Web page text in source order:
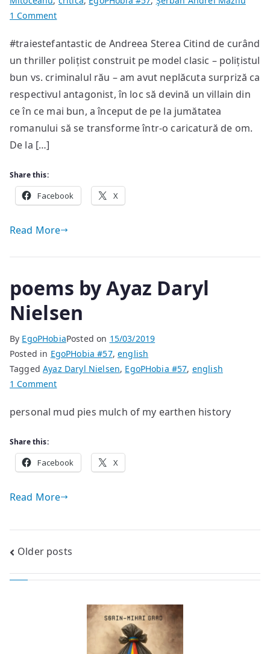
1 Commenton
villains
numai
de
bine:
monștri,
anti-
#traiestefantastic de Andreea Sterea Citind de curând
un thriller polițist construit pe model clasic – polițistul
bun vs. criminalul rău – am avut neplăcuta surpriză ca
respectivul antagonist, în loc să devină un villain din
ce în ce mai bun, a început de pe la jumătatea
romanului să se transforme într-o caricatură de om.
De la […]
Share this:
Facebook X
Read More
poems by Ayaz Daryl
Nielsen
By EgoPHobiaPosted on 15/03/2019
Posted in EgoPHobia #57,english
TaggedAyaz Daryl Nielsen, EgoPHobia #57, english
1 Commenton
by
Nielsen
personal mud pies mulch of my earthen history
Share this:
Facebook X
Read More
Posts
navigation
Older posts